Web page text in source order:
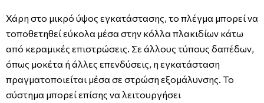
Χάρη στο μικρό ύψος εγκατάστασης, το πλέγμα μπορεί να
τοποθετηθεί εύκολα μέσα στην κόλλα πλακιδίων κάτω
από κεραμικές επιστρώσεις. Σε άλλους τύπους δαπέδων,
όπως μοκέτα ή άλλες επενδύσεις, η εγκατάσταση
πραγματοποιείται μέσα σε στρώση εξομάλυνσης. Το
σύστημα μπορεί επίσης να λειτουργήσει